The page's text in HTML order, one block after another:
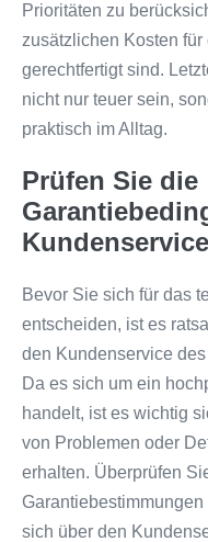
Prioritäten zu
zusätzlichen Kosten
gerechtfertigt sind.
nicht nur teuer sein,
praktisch im Alltag.
Prüfen Sie die
Bevor Sie sich für das
entscheiden, ist es
den Kundenservice
Da es sich um ein
handelt, ist es wichtig
von Problemen oder
erhalten. Überprüfen
sich über den